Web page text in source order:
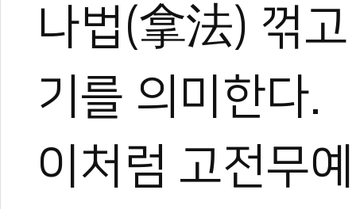
나법(拿法) 꺾
기를 의미한다.
이처럼 고전무
엄재영
현)대망태권도관장